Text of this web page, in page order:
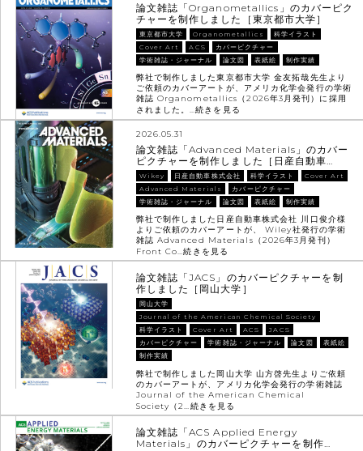
論文雑誌「Organometallics」のカバーピク
チャーを制作しました［東京都市大学］
東京都市大学 Organometallics
科学イラスト
Cover Art
ACS
カバーピクチャー
学術雑誌・ジャーナル
論文図 表紙絵 制作実績
弊社で制作しました東京都市大学 金友拓哉先生より
ご依頼のカバーアートが、アメリカ化学会発行の学術
雑誌 Organometallics（2026年3月発刊）に採用
されました。…続きを見る
2026.05.31
論文雑誌「Advanced Materials」のカバー
ピクチャーを制作しました［日産自動車…
Wikey 日産自動車株式会社 科学イラスト
Cover Art
Advanced Materials
カバーピクチャー
学術雑誌・ジャーナル
論文図 表紙絵 制作実績
弊社で制作しました日産自動車株式会社 川口俊介様
よりご依頼のカバーアートが、 Wiley社発行の学術
雑誌 Advanced Materials（2026年3月発刊）
Front Co…続きを見る
論文雑誌「JACS」のカバーピクチャーを制
作しました［岡山大学］
岡山大学
Journal of the American Chemical Society
科学イラスト
Cover Art ACS
JACS
カバーピクチャー
学術雑誌・ジャーナル 論文図
表紙絵
制作実績
弊社で制作しました岡山大学 山方啓先生よりご依頼
のカバーアートが、アメリカ化学会発行の学術雑誌
Journal of the American Chemical
Society（2…続きを見る
論文雑誌「ACS Applied Energy
Materials」のカバーピクチャーを制作…